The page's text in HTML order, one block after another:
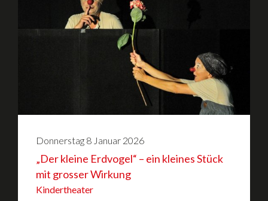
Donnerstag 8 Januar 2026
„Der kleine Erdvogel“ – ein kleines Stück
mit grosser Wirkung
Kindertheater